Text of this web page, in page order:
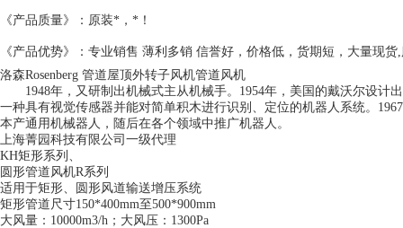
《产品质量》：原装*，*！
《产品优势》：专业销售 薄利多销 信誉好，价格低，货期短，大量现
洛森Rosenberg 管道屋顶外转子风机管道风机
1948年，又研制出机械式主从机械手。1954年，美国的戴沃尔设计
一种具有视觉传感器并能对简单积木进行识别、定位的机器人系统。
本产通用机械器人，随后在各个领域中推广机器人。
上海菁园科技有限公司一级代理
KH矩形系列、
圆形管道风机R系列
适用于矩形、圆形风道输送增压系统
矩形管道尺寸150*400mm至500*900mm
大风量：10000m3/h；大风压：1300Pa